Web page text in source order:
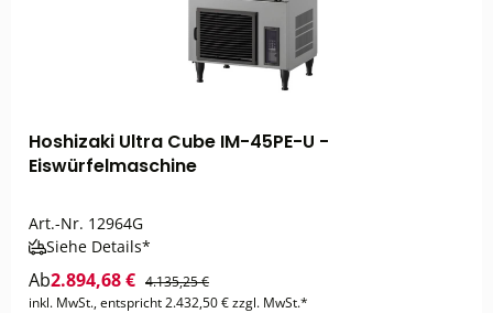
Hoshizaki Ultra Cube IM-45PE-U -
Eiswürfelmaschine
Art.-Nr. 12964G
Siehe Details*
Ab2.894,68 € 4.135,25 €
inkl. MwSt., entspricht 2.432,50 € zzgl. MwSt.*